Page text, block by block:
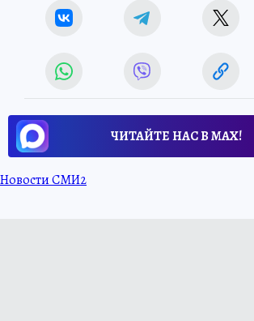
ЧИТАЙТЕ НАС В МАХ!
Новости СМИ2